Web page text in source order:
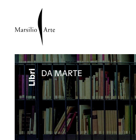
Libri DA MARTE